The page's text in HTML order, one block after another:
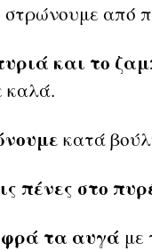
στρώνουμε
και το
καλά.
κατά
πένες στο
τα αυγά με